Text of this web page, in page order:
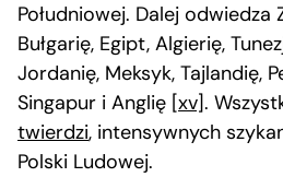
Południowej. Dalej odwiedza
Bułgarię, Egipt, Algierię,
Jordanię, Meksyk, Tajlandię,
Singapur i Anglię [xv].
twierdzi, intensywnych
Polski Ludowej.